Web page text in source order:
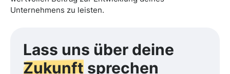
Unternehmens zu leisten.
Lass uns über deine
Zukunft sprechen